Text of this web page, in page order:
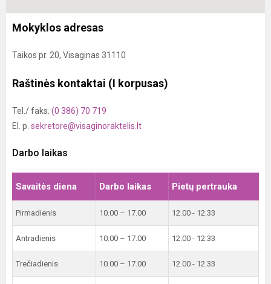
Mokyklos adresas
Taikos pr. 20, Visaginas 31110
Raštinės kontaktai (I korpusas)
Tel./ faks. (0 386) 70 719
El. p. sekretore@visaginoraktelis.lt
Darbo laikas
Savaitės diena Darbo laikas Pietų pertrauka
Pirmadienis 10.00 – 17.00 12.00 - 12.33
Antradienis 10.00 – 17.00 12.00 - 12.33
Trečiadienis 10.00 – 17.00 12.00 - 12.33